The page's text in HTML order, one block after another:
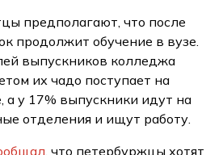
предполагают, что после
продолжит обучение в вузе.
выпускников колледжа
их чадо поступает на
а у 17% выпускники идут на
отделения и ищут работу.
, что петербуржцы хотят